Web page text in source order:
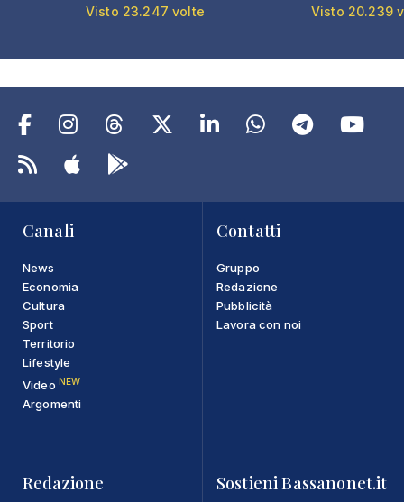
Visto 23.247 volte Visto 20.239
Canali
News
Economia
Cultura
Sport
Territorio
Lifestyle
Video NEW
Argomenti
Contatti
Gruppo
Redazione
Pubblicità
Lavora con noi
Redazione Sostieni Bassanonet.it